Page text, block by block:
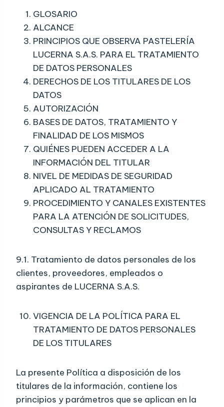
GLOSARIO
ALCANCE
PRINCIPIOS QUE OBSERVA PASTELERÍA
LUCERNA S.A.S. PARA EL TRATAMIENTO
DE DATOS PERSONALES
DERECHOS DE LOS TITULARES DE LOS
DATOS
AUTORIZACIÓN
BASES DE DATOS, TRATAMIENTO Y
FINALIDAD DE LOS MISMOS
QUIÉNES PUEDEN ACCEDER A LA
INFORMACIÓN DEL TITULAR
NIVEL DE MEDIDAS DE SEGURIDAD
APLICADO AL TRATAMIENTO
PROCEDIMIENTO Y CANALES EXISTENTES
PARA LA ATENCIÓN DE SOLICITUDES,
CONSULTAS Y RECLAMOS
9.1. Tratamiento de datos personales de los
clientes, proveedores, empleados o
aspirantes de LUCERNA S.A.S.
VIGENCIA DE LA POLÍTICA PARA EL
TRATAMIENTO DE DATOS PERSONALES
DE LOS TITULARES
La presente Política a disposición de los
titulares de la información, contiene los
principios y parámetros que se aplican en la